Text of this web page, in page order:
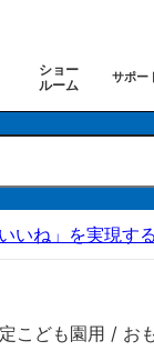
ショー
ルーム
サポー
いいね」を実現
こども園用 / お